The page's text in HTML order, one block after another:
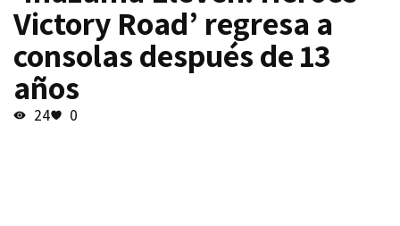
Victory Road’ regresa a
consolas después de 13
años
24 0